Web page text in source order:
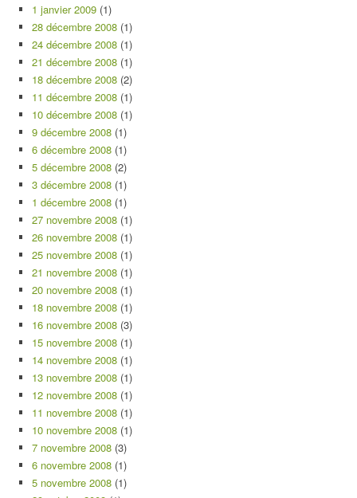
1 janvier 2009 (1)
28 décembre 2008 (1)
24 décembre 2008 (1)
21 décembre 2008 (1)
18 décembre 2008 (2)
11 décembre 2008 (1)
10 décembre 2008 (1)
9 décembre 2008 (1)
6 décembre 2008 (1)
5 décembre 2008 (2)
3 décembre 2008 (1)
1 décembre 2008 (1)
27 novembre 2008 (1)
26 novembre 2008 (1)
25 novembre 2008 (1)
21 novembre 2008 (1)
20 novembre 2008 (1)
18 novembre 2008 (1)
16 novembre 2008 (3)
15 novembre 2008 (1)
14 novembre 2008 (1)
13 novembre 2008 (1)
12 novembre 2008 (1)
11 novembre 2008 (1)
10 novembre 2008 (1)
7 novembre 2008 (3)
6 novembre 2008 (1)
5 novembre 2008 (1)